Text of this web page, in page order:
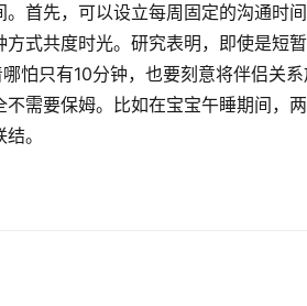
首先，可以设立每周固定的沟通时
式共度时光。研究表明，即使是短
怕只有10分钟，也要刻意将伴侣关
需要保姆。比如在宝宝午睡期间，两
。